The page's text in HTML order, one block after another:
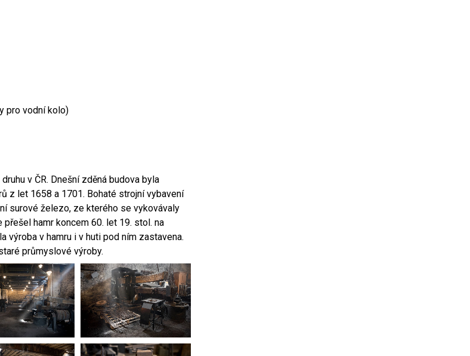
pro vodní kolo)
v ČR. Dnešní zděná budova byla
z let 1658 a 1701. Bohaté strojní vybavení
surové železo, ze kterého se vykovávaly
hamr koncem 60. let 19. stol. na
výroba v hamru i v huti pod ním zastavena.
průmyslové výroby.